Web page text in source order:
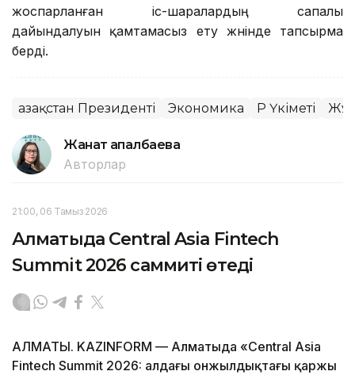
жоспарланған іс-шаралардың сапалы
дайындалуын қамтамасыз ету жөнінде тапсырма
берді.
Қазақстан Президенті Экономика ҚР Үкіметі
Жанат Қапалбаева
Авторлар
21:00, 06 Тамыз 2026
Алматыда Central Asia Fintech
Summit 2026 саммиті өтеді
АЛМАТЫ. KAZINFORM — Алматыда «Central Asia
Fintech Summit 2026: алдағы онжылдықтағы қаржы